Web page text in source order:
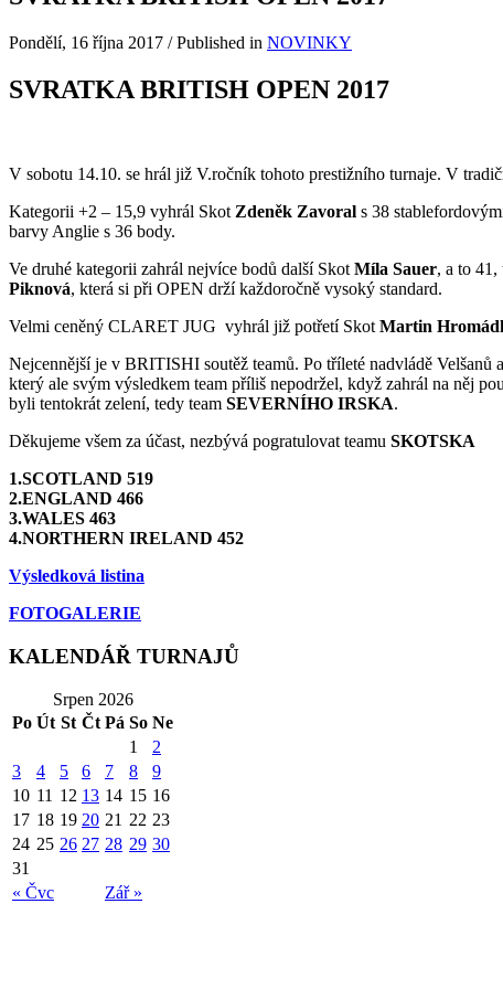
Pondělí, 16 října 2017 /Published in NOVINKY
SVRATKA BRITISH OPEN 2017
V sobotu 14.10. se hrál již V.ročník tohoto prestižního turnaje. V
Kategorii +2 – 15,9 vyhrál Skot Zdeněk Zavoral s 38
barvy Anglie s 36 body.
Ve druhé kategorii zahrál nejvíce bodů další Skot Míla Sauer, a to
Piknová, která si při OPEN drží každoročně vysoký standard.
Velmi ceněný CLARET JUG vyhrál již potřetí Skot Martin
Nejcennější je v BRITISHI soutěž teamů. Po tříleté nadvládě
který ale svým výsledkem team příliš nepodržel, když zahrál na něj
byli tentokrát zelení, tedy team SEVERNÍHO IRSKA.
Děkujeme všem za účast, nezbývá pogratulovat teamu SKOTSKA
1.SCOTLAND 519
2.ENGLAND 466
3.WALES 463
4.NORTHERN IRELAND 452
Výsledková listina
FOTOGALERIE
KALENDÁŘ TURNAJŮ
Srpen 2026
Po Út St Čt Pá So Ne
« Čvc Zář »
1
2
3
4 5 6 7 8
9
10 11 12 13 14 15 16
17 18 19 20 21 22 23
24 25 26 27 28 29 30
31